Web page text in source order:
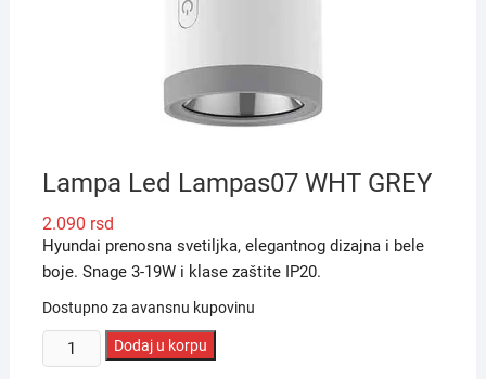
Lampa Led Lampas07 WHT GREY
2.090 rsd
Hyundai prenosna svetiljka, elegantnog dizajna i bele
boje. Snage 3-19W i klase zaštite IP20.
Dostupno za avansnu kupovinu
Lampa
Led
Dodaj u korpu